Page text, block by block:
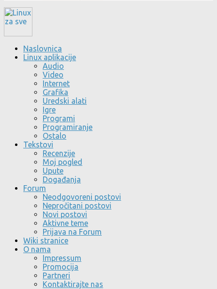
Naslovnica
Linux aplikacije
Audio
Video
Internet
Grafika
Uredski alati
Igre
Programi
Programiranje
Ostalo
Tekstovi
Recenzije
Moj pogled
Upute
Događanja
Forum
Neodgovoreni postovi
Nepročitani postovi
Novi postovi
Aktivne teme
Prijava na Forum
Wiki stranice
O nama
Impressum
Promocija
Partneri
Kontaktirajte nas